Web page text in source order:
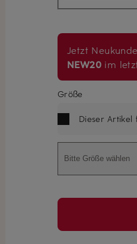
Jetzt
NEW20 im
Größe
Dieser Artikel
Bitte Größe wählen